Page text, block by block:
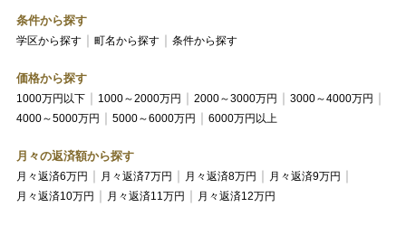
条件から探す
学区から探す 町名から探す 条件から探す
価格から探す
1000万円以下 1000～2000万円 2000～3000万円
3000～4000万円
4000～5000万円
5000～6000万円 6000万円以上
月々の返済額から探す
月々返済6万円 月々返済7万円 月々返済8万円
月々返済9万円
月々返済10万円
月々返済11万円 月々返済12万円